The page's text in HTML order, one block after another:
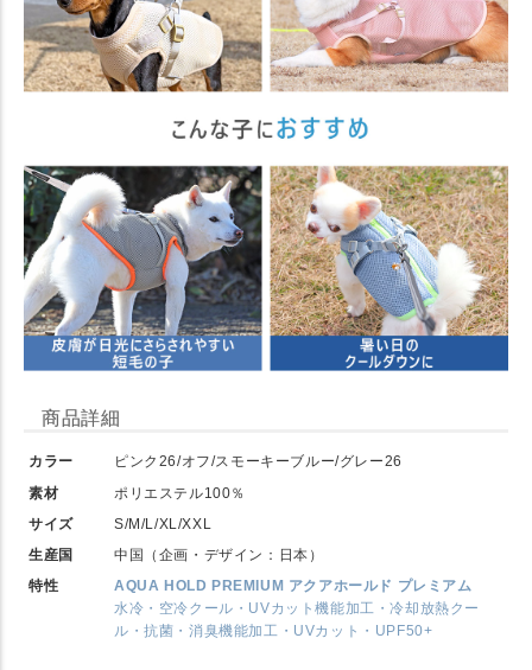
商品詳細
カラー
ピンク26/オフ/スモーキーブルー/グレー26
素材
ポリエステル100％
サイズ
S/M/L/XL/XXL
生産国
中国（企画・デザイン：日本）
特性
AQUA HOLD PREMIUM アクアホールド プレミアム
水冷・空冷クール・UVカット機能加工・冷却放熱クー
ル・抗菌・消臭機能加工・UVカット・UPF50+